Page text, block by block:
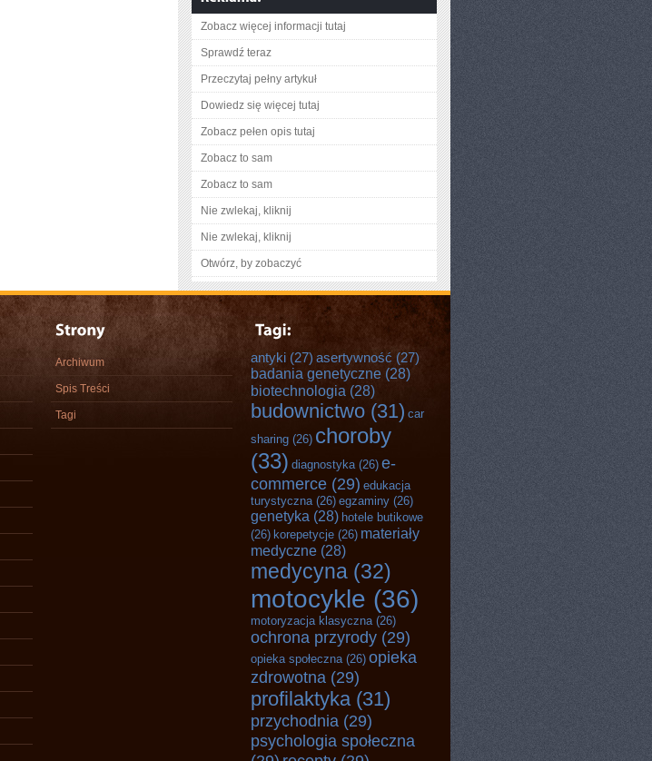
Zobacz więcej informacji tutaj
Sprawdź teraz
Przeczytaj pełny artykuł
Dowiedz się więcej tutaj
Zobacz pełen opis tutaj
Zobacz to sam
Zobacz to sam
Nie zwlekaj, kliknij
Nie zwlekaj, kliknij
Otwórz, by zobaczyć
Archiwum
Spis Treści
Tagi
antyki (27) asertywność (27)
badania genetyczne (28)
biotechnologia (28)
budownictwo (31) car
sharing (26) choroby
(33) diagnostyka(26) e-
commerce (29) edukacja
turystyczna(26) egzaminy (26)
genetyka (28) hotele butikowe
(26) korepetycje (26) materiały
medyczne (28)
medycyna (32)
motocykle (36)
motoryzacja klasyczna(26)
ochrona przyrody (29)
opieka społeczna(26) opieka
zdrowotna (29)
profilaktyka(31)
przychodnia (29)
psychologia społeczna